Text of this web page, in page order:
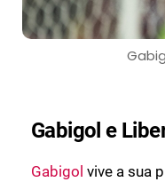
Gabigol e
Gabigol vive a sua